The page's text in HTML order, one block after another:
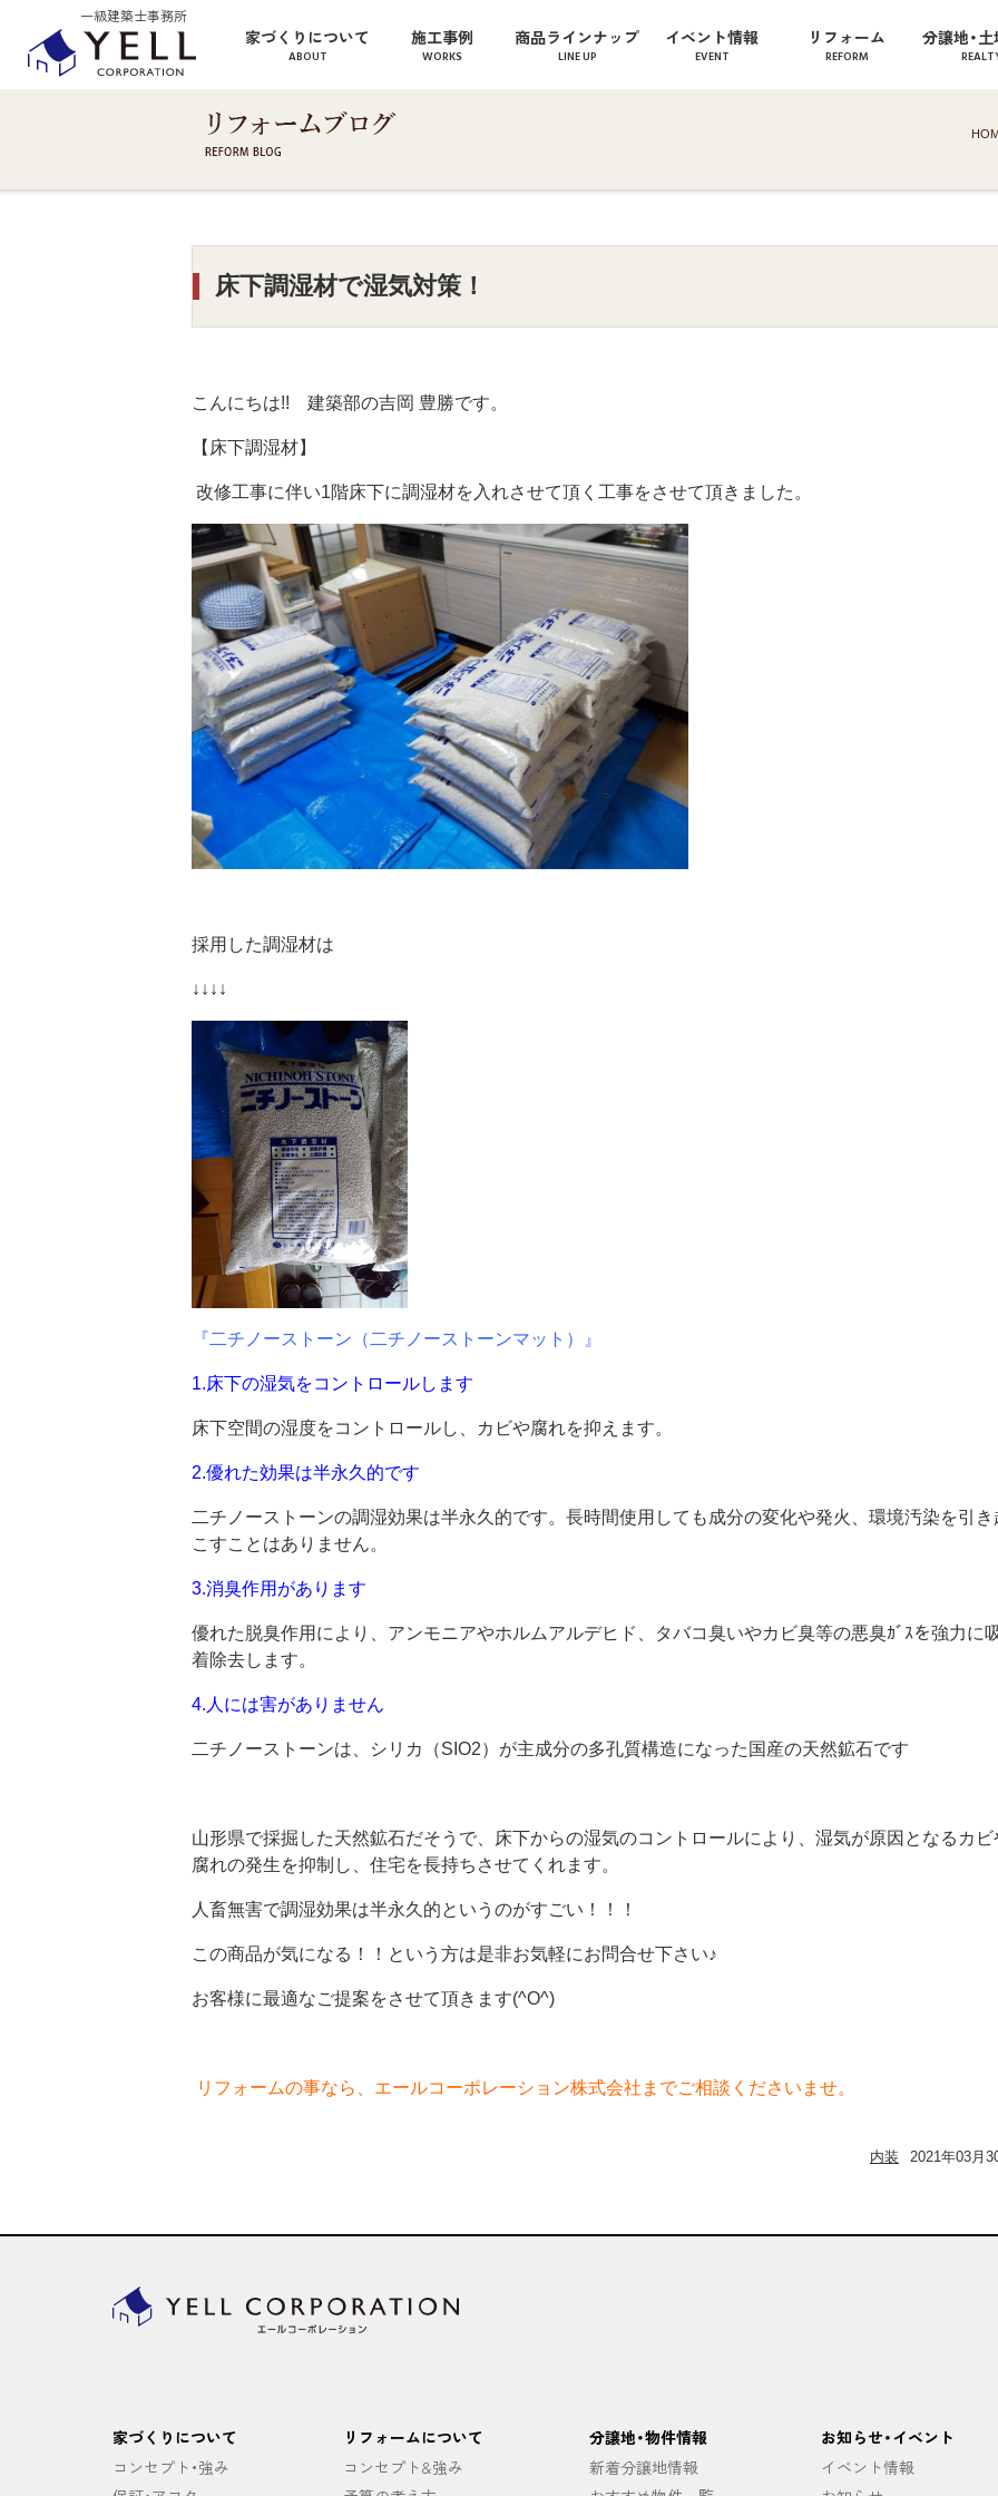
一級建築士事務所
家づくりについて
ABOUT
施工事例
WORKS
商品ラインナップ
LINE UP
イベント情報
EVENT
リフォーム
REFORM
分譲地・
床下調湿材で湿気対策！
こんにちは!! 建築部の吉岡 豊勝です。
【床下調湿材】
改修工事に伴い1階床下に調湿材を入れさせて頂く工事をさせて頂きました。
採用した調湿材は
↓↓↓↓
『二チノーストーン（二チノーストーンマット）』
1.床下の湿気をコントロールします
床下空間の湿度をコントロールし、カビや腐れを抑えます。
2.優れた効果は半永久的です
二チノーストーンの調湿効果は半永久的です。長時間使用しても成分の変化や発火、環境汚染を引き
こすことはありません。
3.消臭作用があります
優れた脱臭作用により、アンモニアやホルムアルデヒド、タバコ臭いやカビ臭等の悪臭ｶﾞｽを強力に
着除去します。
4.人には害がありません
二チノーストーンは、シリカ（SIO2）が主成分の多孔質構造になった国産の天然鉱石です
山形県で採掘した天然鉱石だそうで、床下からの湿気のコントロールにより、湿気が原因となるカビ
腐れの発生を抑制し、住宅を長持ちさせてくれます。
人畜無害で調湿効果は半永久的というのがすごい！！！
この商品が気になる！！という方は是非お気軽にお問合せ下さい♪
お客様に最適なご提案をさせて頂きます(^O^)
リフォームの事なら、エールコーポレーション株式会社までご相談くださいませ。
内装 2021年03月
家づくりについて
コンセプト・強み
リフォームについて
コンセプト&強み
分譲地・物件情報
新着分譲地情報
お知らせ・イベント
イベント情報